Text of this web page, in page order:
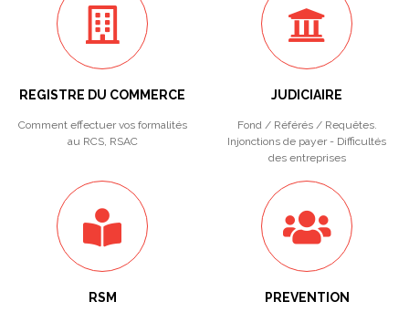
REGISTRE DU COMMERCE
Comment effectuer vos formalités
au RCS, RSAC
JUDICIAIRE
Fond / Référés / Requêtes.
Injonctions de payer - Difficultés
des entreprises
RSM PREVENTION